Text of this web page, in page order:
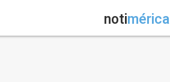
notimérica